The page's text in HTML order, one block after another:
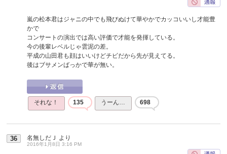
嵐の松本君はジャニの中でも飛びぬけて華やかでカッコいいし才能豊
かで
コンサートの演出では高い評価で才能を発揮している。
今の後輩レベルじゃ雲泥の差。
平成の山田君も顔はいいけどチビだから先が見えてる。
後はブサメンばっかで華が無い。
それな！ 135 うーん… 698
36 名無しだＪ より
2016年1月8日 3:16 PM